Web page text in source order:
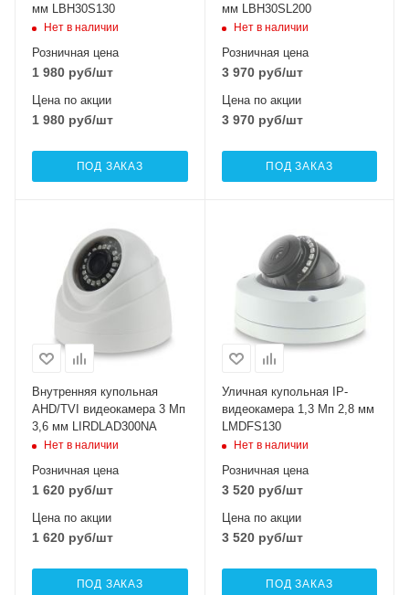
мм LBH30S130
Нет в наличии
Розничная цена
1 980 руб/шт
Цена по акции
1 980 руб/шт
ПОД ЗАКАЗ
мм LBH30SL200
Нет в наличии
Розничная цена
3 970руб/шт
Цена по акции
3 970руб/шт
ПОД ЗАКАЗ
Внутренняя купольная
AHD/TVI видеокамера 3 Мп
3,6 мм LIRDLAD300NA
Нет в наличии
Розничная цена
1 620 руб/шт
Цена по акции
1 620 руб/шт
ПОД ЗАКАЗ
Уличная купольная IP-
видеокамера 1,3 Мп 2,8 мм
LMDFS130
Нет в наличии
Розничная цена
3 520руб/шт
Цена по акции
3 520руб/шт
ПОД ЗАКАЗ